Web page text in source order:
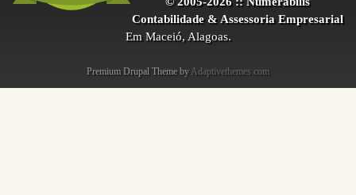
Contabilidade & Assessoria Empresarial
Em Maceió, Alagoas.
Premium Drupal Theme by Adaptivethemes.com